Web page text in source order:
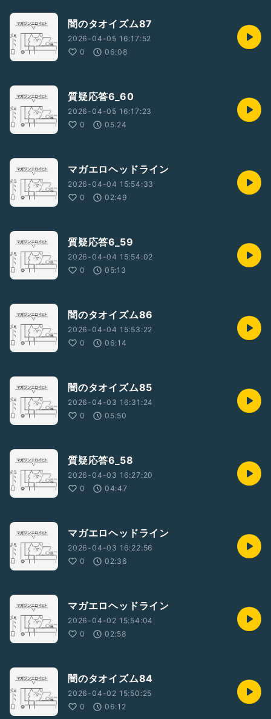
闇のタオイズム87
2026-04-05 16:17:52
0
06:08
質疑応答6_60
2026-04-05 16:17:23
0
05:24
マガエロヘッドライン
2026-04-04 15:54:33
0
02:49
質疑応答6_59
2026-04-04 15:54:02
0
05:13
闇のタオイズム86
2026-04-04 15:53:22
0
06:14
闇のタオイズム85
2026-04-03 16:31:24
0
05:50
質疑応答6_58
2026-04-03 16:27:20
0
04:47
マガエロヘッドライン
2026-04-03 16:22:56
0
02:36
マガエロヘッドライン
2026-04-02 15:54:04
0
02:58
闇のタオイズム84
2026-04-02 15:50:25
0
06:12